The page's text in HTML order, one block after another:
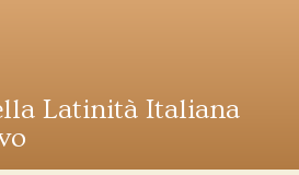
Latinità Italiana